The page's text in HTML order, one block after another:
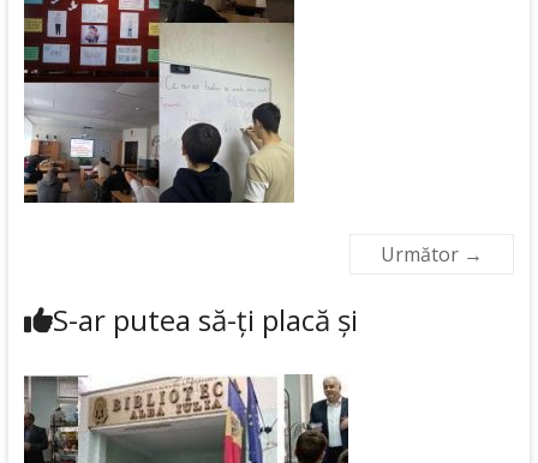
Următor →
S-ar putea să-ți placă și